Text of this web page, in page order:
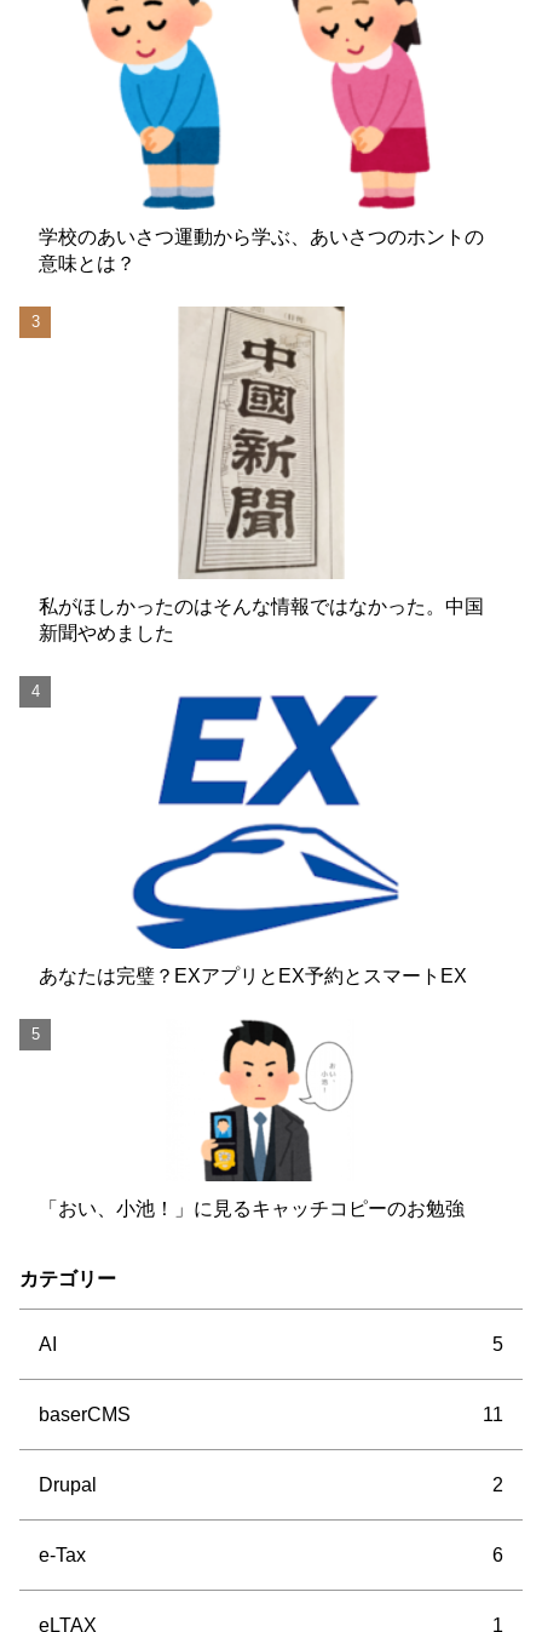
学校のあいさつ運動から学ぶ、あいさつのホントの
意味とは？
私がほしかったのはそんな情報ではなかった。中国
新聞やめました
あなたは完璧？EXアプリとEX予約とスマートEX
「おい、小池！」に見るキャッチコピーのお勉強
カテゴリー
AI 5
baserCMS 11
Drupal 2
e-Tax 6
eLTAX 1